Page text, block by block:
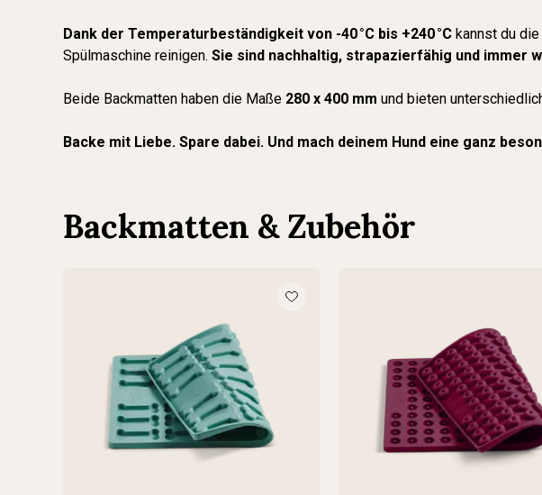
Dank der Temperaturbeständigkeit von -40 °C bis +240 °C kannst du
Spülmaschine reinigen. Sie sind nachhaltig, strapazierfähig und immer
Beide Backmatten haben die Maße 280 x 400 mm und bieten
Backe mit Liebe. Spare dabei. Und mach deinem Hund eine ganz
Backmatten & Zubehör